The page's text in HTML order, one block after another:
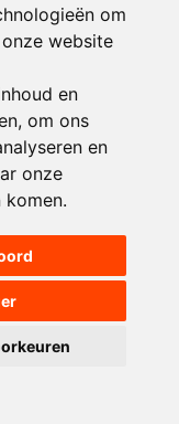
om
website
en
om ons
en
onze
komen.